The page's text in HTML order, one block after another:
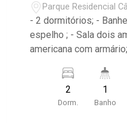
Parque Residencial
Preto/SP
- 2 dormitórios; -
espelho ; - Sala dois
americana com
Próximo A.P.Minelli de
Panificadora e
2
Dorm.
1
Banho